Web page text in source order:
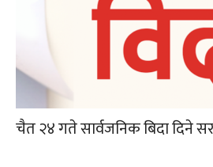
चैत २४ गते सार्वजनिक बिदा दिने